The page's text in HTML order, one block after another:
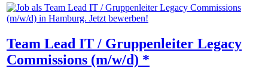
Team Lead IT / Gruppenleiter Legacy
Commissions (m/w/d) *